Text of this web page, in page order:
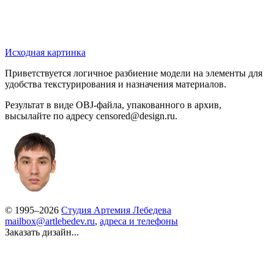
Исходная картинка
Приветствуется логичное разбиение модели на элементы для
удобства текстурирования и назначения материалов.
Результат в виде OBJ-файла, упакованного в архив,
высылайте по адресу censored@design.ru.
© 1995–2026 Студия Артемия Лебедева
mailbox@artlebedev.ru, адреса и телефоны
Заказать дизайн...